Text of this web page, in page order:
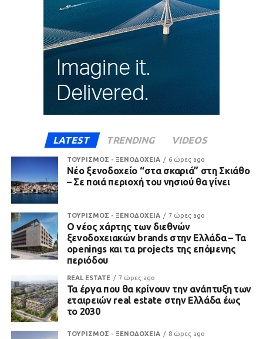
LATEST TRENDING VIDEOS
ΤΟΥΡΙΣΜΟΣ - ΞΕΝΟΔΟΧΕΙΑ 6 ώρες ago
Νέο ξενοδοχείο “στα σκαριά” στη Σκιάθο
– Σε ποιά περιοχή του νησιού θα γίνει
ΤΟΥΡΙΣΜΟΣ - ΞΕΝΟΔΟΧΕΙΑ 7 ώρες ago
Ο νέος χάρτης των διεθνών
ξενοδοχειακών brands στην Ελλάδα – Τα
openings και τα projects της επόμενης
περιόδου
REAL ESTATE 7 ώρες ago
Τα έργα που θα κρίνουν την ανάπτυξη των
εταιρειών real estate στην Ελλάδα έως
το 2030
ΤΟΥΡΙΣΜΟΣ - ΞΕΝΟΔΟΧΕΙΑ 8 ώρες ago